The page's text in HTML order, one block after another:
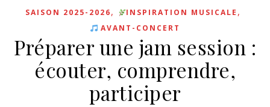
SAISON 2025-2026, INSPIRATION MUSICALE ,
AVANT-CONCERT
Préparer une jam session :
écouter, comprendre,
participer